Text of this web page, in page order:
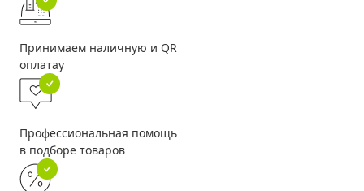
Принимаем наличную и QR
оплатау
Профессиональная помощь
в подборе товаров